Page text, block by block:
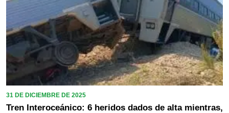
31 DE DICIEMBRE DE 2025
Tren Interoceánico: 6 heridos dados de alta mientras,